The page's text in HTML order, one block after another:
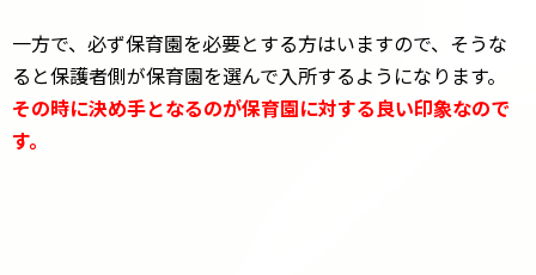
一方で、必ず保育園を必要とする方はいますので、そうな
ると保護者側が保育園を選んで入所するようになります。
その時に決め手となるのが保育園に対する良い印象なので
す。